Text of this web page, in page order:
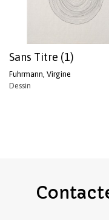
Sans Titre (1)
Fuhrmann, Virgine
Dessin